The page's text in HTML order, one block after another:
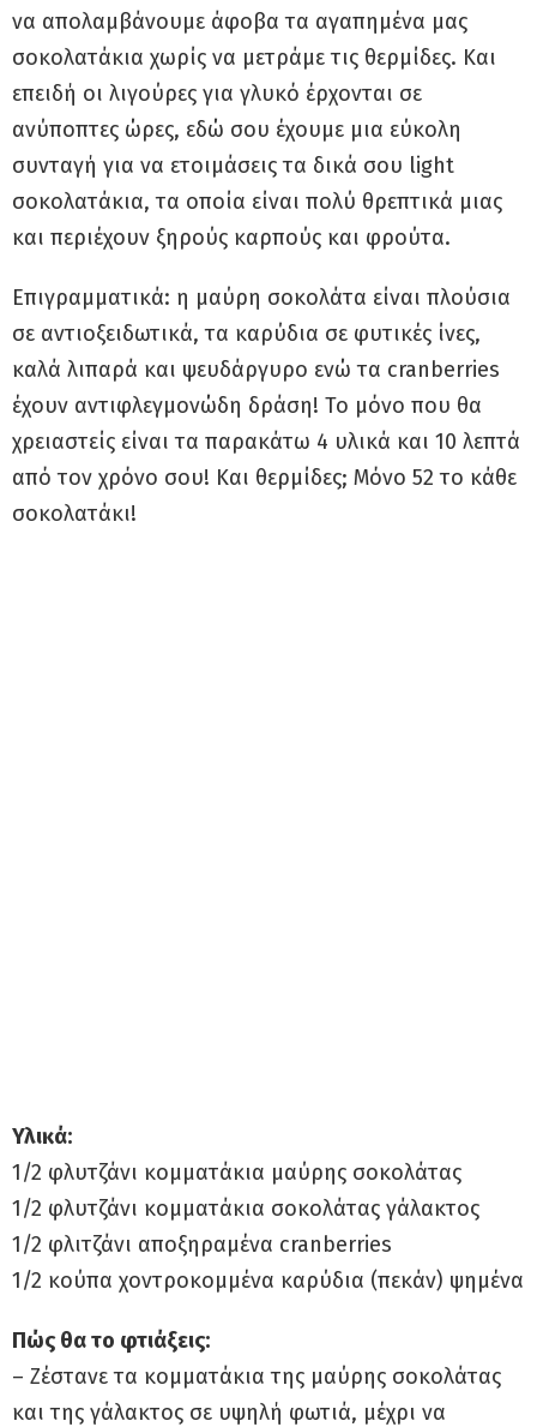
να απολαμβάνουμε άφοβα τα αγαπημένα μας
σοκολατάκια χωρίς να μετράμε τις θερμίδες. Και
επειδή οι λιγούρες για γλυκό έρχονται σε
ανύποπτες ώρες, εδώ σου έχουμε μια εύκολη
συνταγή για να ετοιμάσεις τα δικά σου light
σοκολατάκια, τα οποία είναι πολύ θρεπτικά μιας
και περιέχουν ξηρούς καρπούς και φρούτα.
Επιγραμματικά: η μαύρη σοκολάτα είναι πλούσια
σε αντιοξειδωτικά, τα καρύδια σε φυτικές ίνες,
καλά λιπαρά και ψευδάργυρο ενώ τα cranberries
έχουν αντιφλεγμονώδη δράση! Το μόνο που θα
χρειαστείς είναι τα παρακάτω 4 υλικά και 10 λεπτά
από τον χρόνο σου! Και θερμίδες; Μόνο 52 το κάθε
σοκολατάκι!
Υλικά:
1/2 φλυτζάνι κομματάκια μαύρης σοκολάτας
1/2 φλυτζάνι κομματάκια σοκολάτας γάλακτος
1/2 φλιτζάνι αποξηραμένα cranberries
1/2 κούπα χοντροκομμένα καρύδια (πεκάν) ψημένα
Πώς θα το φτιάξεις:
– Ζέστανε τα κομματάκια της μαύρης σοκολάτας
και της γάλακτος σε υψηλή φωτιά, μέχρι να